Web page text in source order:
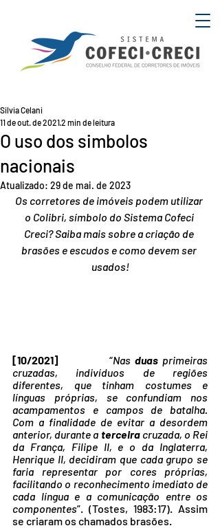
O uso dos simbolos
nacionais
Silvia Celani
11 de out. de 20212 min de leitura
Atualizado: 29 de mai. de 2023
Os corretores de imóveis podem utilizar
o Colibri, símbolo do Sistema Cofeci
Creci? Saiba mais sobre a criação de
brasões e escudos e como devem ser
usados!
[10/2021]
            “
Nas duas primeiras
cruzadas, indivíduos de regiões
diferentes, que tinham costumes e
línguas próprias, se confundiam nos
acampamentos e campos de batalha.
Com a finalidade de evitar a desordem
anterior, durante a terceira cruzada, o Rei
da França, Filipe II, e o da Inglaterra,
Henrique II, decidiram que cada grupo se
faria representar por cores próprias,
facilitando o reconhecimento imediato de
cada língua e a comunicação entre os
componentes”. (Tostes, 1983:17). Assim
se criaram os chamados brasões.